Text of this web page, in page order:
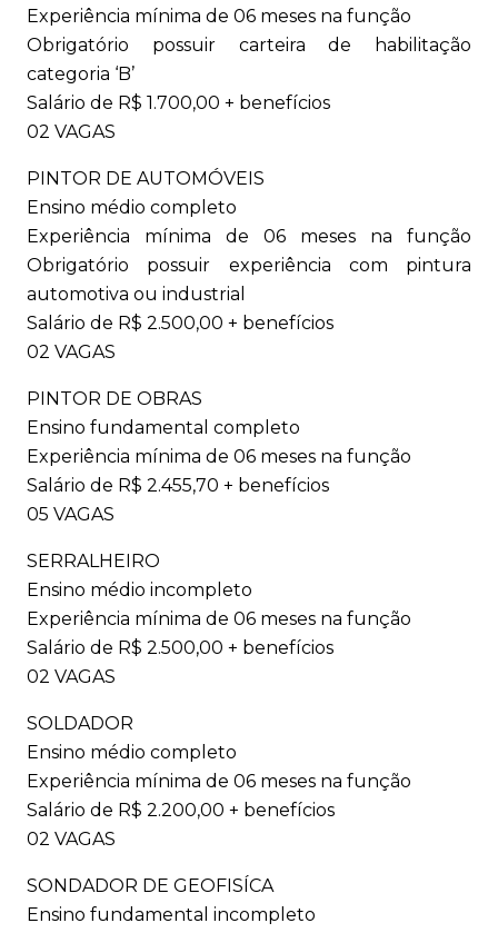
Experiência mínima de 06 meses na função
Obrigatório possuir carteira de habilitação
categoria ‘B’
Salário de R$ 1.700,00 + benefícios
02 VAGAS
PINTOR DE AUTOMÓVEIS
Ensino médio completo
Experiência mínima de 06 meses na função
Obrigatório possuir experiência com pintura
automotiva ou industrial
Salário de R$ 2.500,00 + benefícios
02 VAGAS
PINTOR DE OBRAS
Ensino fundamental completo
Experiência mínima de 06 meses na função
Salário de R$ 2.455,70 + benefícios
05 VAGAS
SERRALHEIRO
Ensino médio incompleto
Experiência mínima de 06 meses na função
Salário de R$ 2.500,00 + benefícios
02 VAGAS
SOLDADOR
Ensino médio completo
Experiência mínima de 06 meses na função
Salário de R$ 2.200,00 + benefícios
02 VAGAS
SONDADOR DE GEOFISÍCA
Ensino fundamental incompleto